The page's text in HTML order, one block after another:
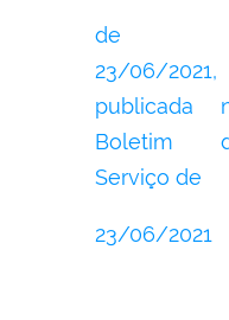
de
23/06/2021,
publicada
Boletim
Serviço de
23/06/2021